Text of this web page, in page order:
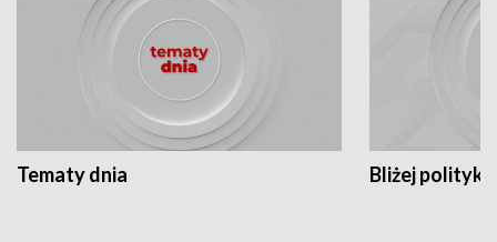
Tematy dnia Bliżej polityki